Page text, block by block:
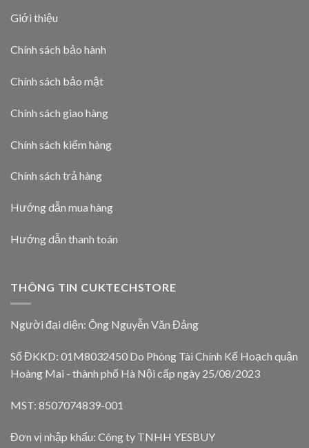
Giới thiệu
Chính sách bảo hành
Chính sách bảo mật
Chính sách giao hàng
Chính sách kiểm hàng
Chính sách trả hàng
Hướng dẫn mua hàng
Hướng dẫn thanh toán
THÔNG TIN CUKTECHSTORE
Người đại diện: Ông Nguyễn Văn Đảng
Số ĐKKD: 01M8032450 Do Phòng Tài Chính Kế Hoạch quận
Hoàng Mai - thành phố Hà Nội cấp ngày 25/08/2023
MST: 8507074839-001
Đơn vị nhập khẩu: Công ty TNHH YESBUY